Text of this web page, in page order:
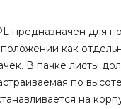
предназначен для
как
В пачке листы
по
на